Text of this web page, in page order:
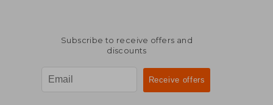
Subscribe to receive offers and
discounts